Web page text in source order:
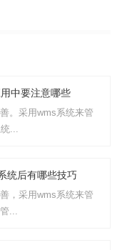
中要注意哪些
。采用wms系统来管
...
统后有哪些技巧
，采用wms系统来管
...